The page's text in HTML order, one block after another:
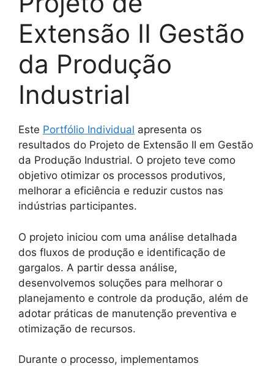
Extensão II Gestão
da Produção
Industrial
Este Portfólio Individual apresenta os
resultados do Projeto de Extensão II em Gestão
da Produção Industrial. O projeto teve como
objetivo otimizar os processos produtivos,
melhorar a eficiência e reduzir custos nas
indústrias participantes.
O projeto iniciou com uma análise detalhada
dos fluxos de produção e identificação de
gargalos. A partir dessa análise,
desenvolvemos soluções para melhorar o
planejamento e controle da produção, além de
adotar práticas de manutenção preventiva e
otimização de recursos.
Durante o processo, implementamos